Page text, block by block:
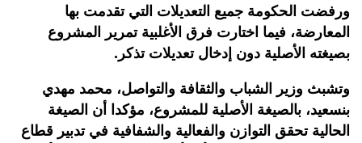
ورفضت الحكومة جميع التعديلات التي تقدمت بها
المعارضة، فيما اختارت فرق الأغلبية تمرير المشروع
بصيغته الأصلية دون إدخال تعديلات تذكر .
وتشبث وزير الشباب والثقافة والتواصل، محمد مهدي
بنسعيد، بالصيغة الأصلية للمشروع، مؤكدا أن الصيغة
الحالية تحقق التوازن والفعالية والشفافية في تدبير قطاع